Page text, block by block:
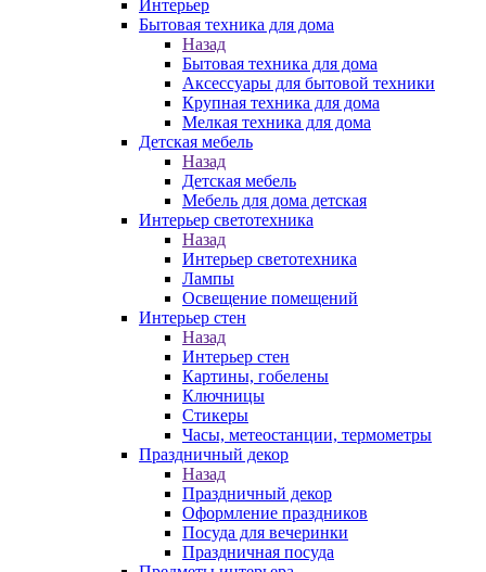
Интерьер
Бытовая техника для дома
Назад
Бытовая техника для дома
Аксессуары для бытовой техники
Крупная техника для дома
Мелкая техника для дома
Детская мебель
Назад
Детская мебель
Мебель для дома детская
Интерьер светотехника
Назад
Интерьер светотехника
Лампы
Освещение помещений
Интерьер стен
Назад
Интерьер стен
Картины, гобелены
Ключницы
Стикеры
Часы, метеостанции, термометры
Праздничный декор
Назад
Праздничный декор
Оформление праздников
Посуда для вечеринки
Праздничная посуда